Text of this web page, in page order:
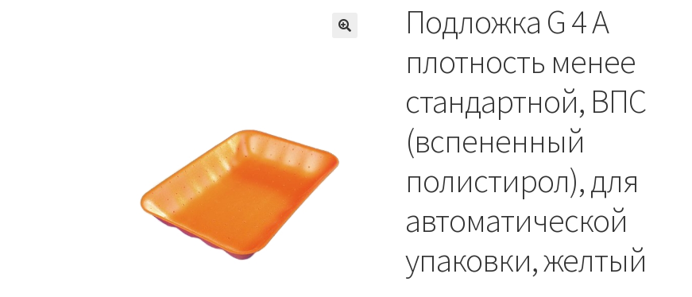
Подложка G 4 А
плотность менее
стандартной, ВПС
(вспененный
полистирол), для
автоматической
упаковки, желтый